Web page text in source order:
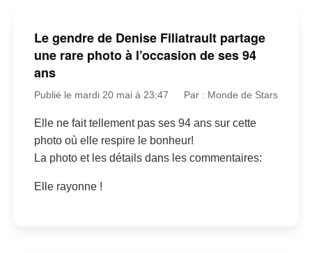
Le gendre de Denise Filiatrault partage
une rare photo à l’occasion de ses 94
ans
Publié le mardi 20 mai à 23:47 Par : Monde de Stars
Elle ne fait tellement pas ses 94 ans sur cette
photo où elle respire le bonheur!
La photo et les détails dans les commentaires:
Elle rayonne !